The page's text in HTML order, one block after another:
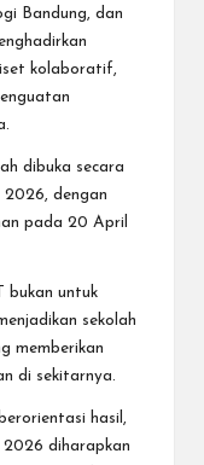
Bandung, dan
kolaboratif,
dibuka secara
dengan
pada 20 April
bukan untuk
sekolah
memberikan
di sekitarnya.
hasil,
2026 diharapkan